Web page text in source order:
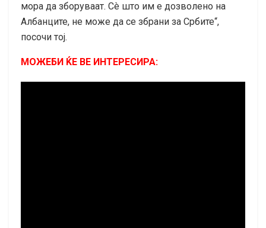
мора да зборуваат. Сè што им е дозволено на
Албанците, не може да се збрани за Србите“,
посочи тој.
МОЖЕБИ ЌЕ ВЕ ИНТЕРЕСИРА: